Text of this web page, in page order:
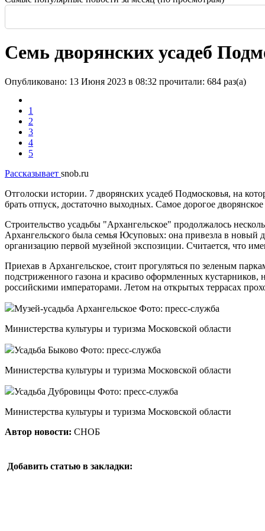
Семь дворянских усадеб
Опубликовано: 13 Июня 2023 в 08:32 прочитали: 684 раз(а)
1
2
3
4
5
Рассказывает snob.ru
Отголоски истории. 7 дворянских усадеб Подмосковья, на
брать отпуск, достаточно выходных. Самое дорогое
Строительство усадьбы "Архангельское" продолжалось
Архангельского была семья Юсуповых: она привезла в новый
организацию первой музейной экспозиции. Считается, что
Приехав в Архангельское, стоит прогуляться по зеленым
подстриженного газона и красиво оформленных
российскими императорами. Летом на открытых террасах
Музей-усадьба Архангельское Фото: пресс-служба
Министерства культуры и туризма Московской области
Усадьба Быково Фото: пресс-служба
Министерства культуры и туризма Московской области
Усадьба Дубровицы Фото: пресс-служба
Министерства культуры и туризма Московской области
Автор новости: СНОБ
Добавить статью в закладки: